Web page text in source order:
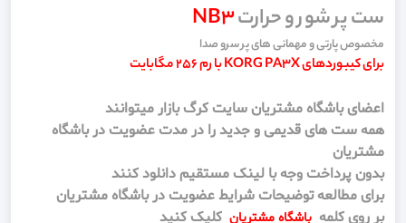
ست پر شور و حرارتNB3
مخصوص پارتی و مهمانی های پر سرو صدا
برای کیبوردهای KORG PA3X با رم 256 مگابایت
اعضای باشگاه مشتریان سایت کرگ بازار میتوانند
همه ست های قدیمی و جدید را در مدت عضویت در باشگاه
مشتریان
بدون پرداخت وجه با لینک مستقیم دانلود کنند
برای مطالعه توضیحات شرایط عضویت در باشگاه مشتریان
بر روی کلمه باشگاه مشتریان کلیک کنید